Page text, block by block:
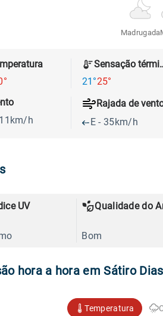
Madrugada
21°25°
h
Rajada de
E - 35km/h
UV Qualidade do
Bom
hora a hora em Sátiro Dias
Temperatura